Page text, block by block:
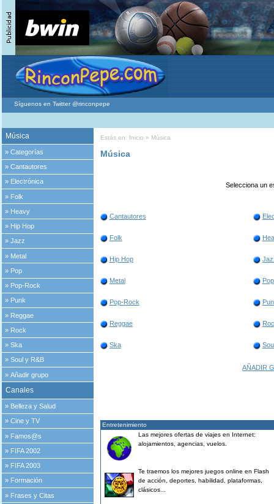
Síguenos en Twitter @rinconpepe
Música
»Categorías
»Cantautores
» Electrónica
» Folk
» Heavy
» Hip Hop
»Jazz
» Metal
» Pop
» Pop-Rock
» Punk
» Reggae
» Rock
»Ska
»Soul y R&B
»Añadir grupo
Canales
» Belleza y Salud
»Cine y TV
» Famos@s
» FIFA 2002
» FIFA 2003
» Formación
» Frases y Citas
Estás en: Inicio » Música
Música
Selecciona un
Cantautores
Folk
Hip Hop
Metal Pop
Pop-Rock
Reggae
Ska
AÑADIR
Entretenimiento
Las mejores ofertas de viajes en Internet:
alojamientos, agencias, vuelos.
Te traemos los mejores juegos online en Flash
de acción, deportes, habilidad, plataformas,
clásicos...